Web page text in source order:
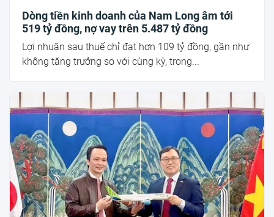
Dòng tiền kinh doanh của Nam Long âm tới
519 tỷ đồng, nợ vay trên 5.487 tỷ đồng
Lợi nhuận sau thuế chỉ đạt hơn 109 tỷ đồng, gần như
không tăng trưởng so với cùng kỳ, trong...